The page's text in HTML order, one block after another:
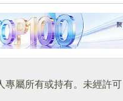
屬所有或持有。未經許可